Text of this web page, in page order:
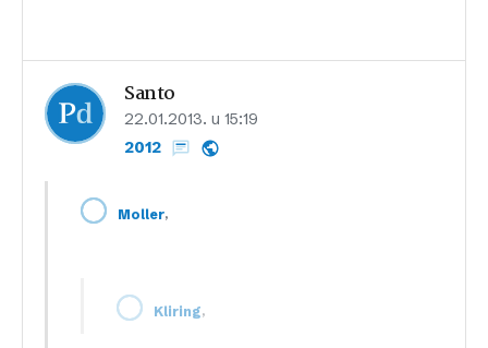
Santo
22.01.2013. u 15:19
2012
Moller,
Kliring,